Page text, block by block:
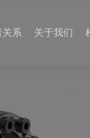
关系 关于我们